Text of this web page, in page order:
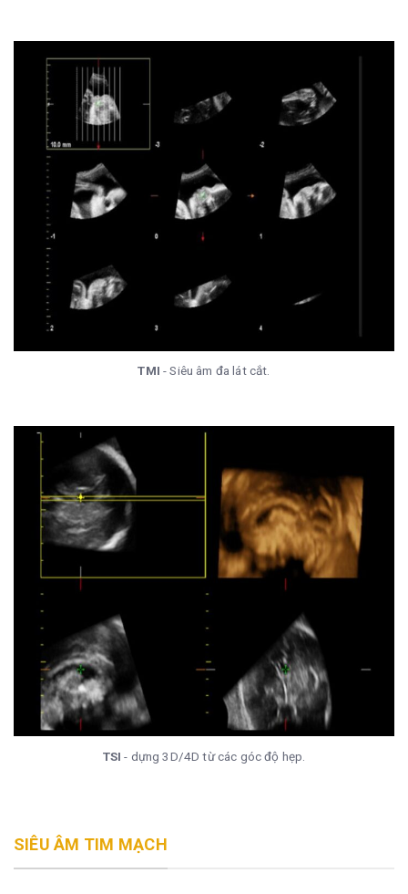
TMI - Siêu âm đa lát cắt.
TSI - dựng 3D/4D từ các góc độ hẹp.
SIÊU ÂM TIM MẠCH